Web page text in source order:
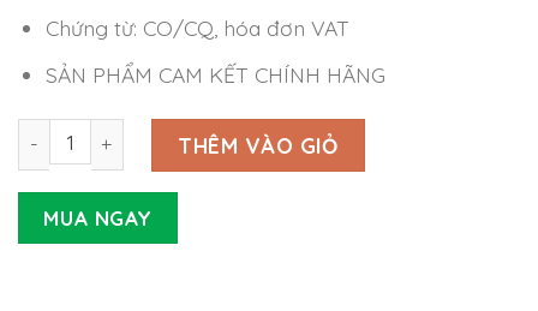
Chứng từ: CO/CQ, hóa đơn VAT
SẢN PHẨM CAM KẾT CHÍNH HÃNG
Nguồn Meanwell OWA-120E-20 (120W 20V 6A) số lượng
THÊM VÀO GIỎ
MUA NGAY